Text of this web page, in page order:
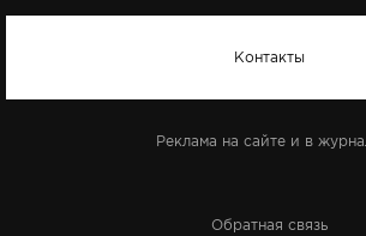
Контакты
Реклама на сайте и в
Обратная связь